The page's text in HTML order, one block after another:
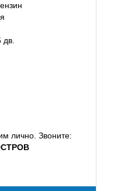
лично. Звоните: